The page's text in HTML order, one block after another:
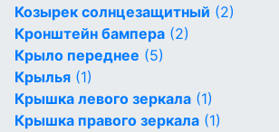
Козырек солнцезащитный (2)
Кронштейн бампера (2)
Крыло переднее (5)
Крылья (1)
Крышка левого зеркала (1)
Крышка правого зеркала (1)